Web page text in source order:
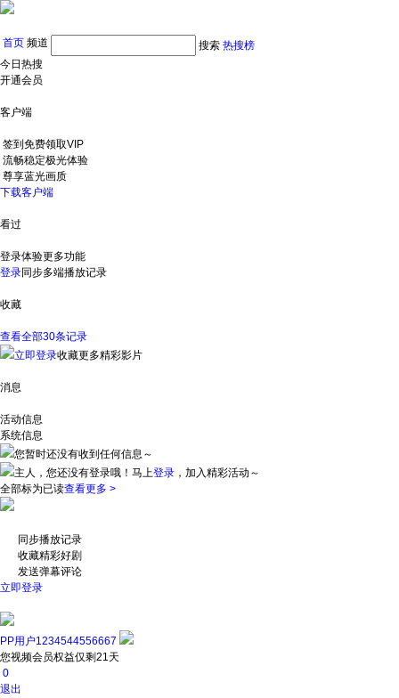
首页 频道 搜索 热搜榜
今日热搜
开通会员
客户端
签到免费领取VIP
流畅稳定极光体验
尊享蓝光画质
下载客户端
看过
登录体验更多功能
登录同步多端播放记录
收藏
查看全部30条记录
立即登录收藏更多精彩影片
消息
活动信息
系统信息
您暂时还没有收到任何信息～
主人，您还没有登录哦！ 马上登录 ，加入精彩活动～
全部标为已读查看更多 >
同步播放记录
收藏精彩好剧
发送弹幕评论
立即登录
PP用户1234544556667
您视频会员权益仅剩21天
0
退出